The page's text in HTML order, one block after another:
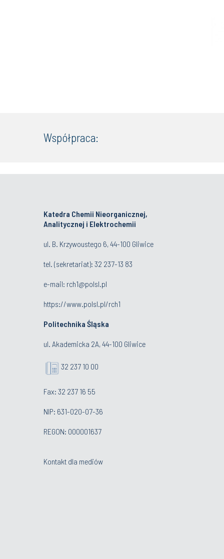
Współpraca:
Katedra Chemii Nieorganicznej,
Analitycznej i Elektrochemii
ul. B. Krzywoustego 6, 44-100 Gliwice
tel. (sekretariat): 32 237-13 83
e-mail: rch1@polsl.pl
https://www.polsl.pl/rch1
Politechnika Śląska
ul. Akademicka 2A, 44-100 Gliwice
32 237 10 00
Fax: 32 237 16 55
NIP: 631-020-07-36
REGON: 000001637
Kontakt dla mediów